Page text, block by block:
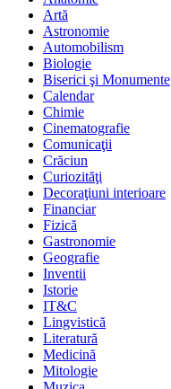
Artă
Astronomie
Automobilism
Biologie
Biserici şi Monumente
Calendar
Chimie
Cinematografie
Comunicaţii
Crăciun
Curiozităţi
Decoraţiuni interioare
Financiar
Fizică
Gastronomie
Geografie
Inventii
Istorie
IT&C
Lingvistică
Literatură
Medicină
Mitologie